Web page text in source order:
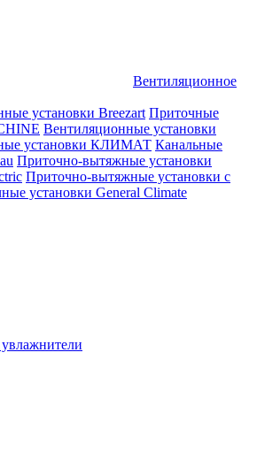
Вентиляционное
установки Breezart Приточные
Вентиляционные установки
установки КЛИМАТ Канальные
Приточно-вытяжные установки
Приточно-вытяжные установки с
установки General Climate